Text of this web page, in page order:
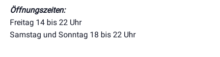
Öffnungszeiten:
Freitag 14 bis 22 Uhr
Samstag und Sonntag 18 bis 22 Uhr